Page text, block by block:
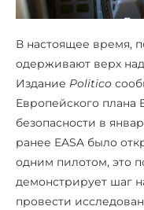
В настоящее время,
одерживают верх
Издание Politico
Европейского плана
безопасности в
ранее EASA было
одним пилотом, это
демонстрирует шаг
провести